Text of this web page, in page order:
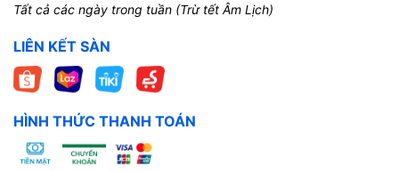
Tất cả các ngày trong tuần (Trừ tết Âm Lịch)
LIÊN KẾT SÀN
HÌNH THỨC THANH TOÁN